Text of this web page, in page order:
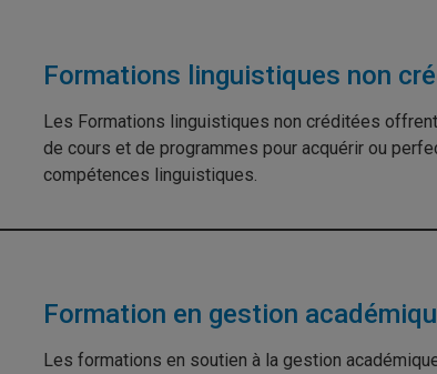
Formations linguistiques non
Les Formations linguistiques non créditées
de cours et de programmes pour acquérir ou
compétences linguistiques.
Formation en gestion
Les formations en soutien à la gestion